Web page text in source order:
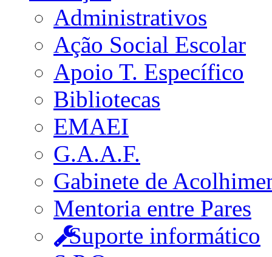
Administrativos
Ação Social Escolar
Apoio T. Específico
Bibliotecas
EMAEI
G.A.A.F.
Gabinete de
Mentoria entre Pares
Suporte informático